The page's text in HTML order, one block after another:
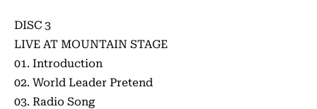
DISC 3
LIVE AT MOUNTAIN STAGE
01. Introduction
02. World Leader Pretend
03. Radio Song